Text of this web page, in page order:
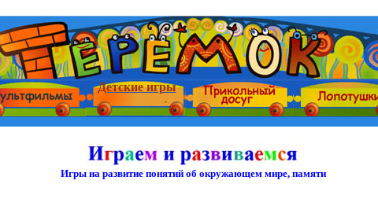
Детские игры
Игры на развитие понятий об окружающем мире, памяти